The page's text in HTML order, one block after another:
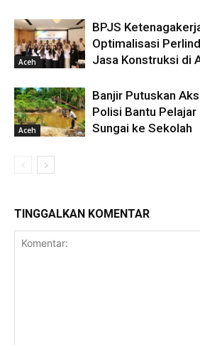
Aceh
BPJS
Optimalisasi
Jasa Konstruksi di
Aceh
Banjir Putuskan
Polisi Bantu
Sungai ke Sekolah
TINGGALKAN KOMENTAR